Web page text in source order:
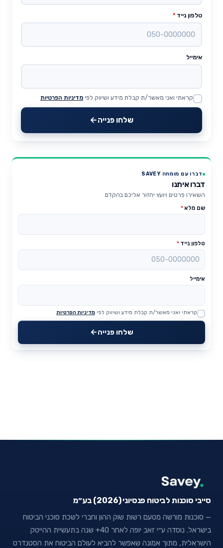
טלפון נייד *
אימייל
Website
קראתי ואני מאשר/ת קבלת מידע ושיווק לפי מדיניות הפרטיות
שלחו פנייה
דברו עם מומחה SAVEY
דברו איתנו
השאירו פרטים ויועץ יחזור אליכם בהקדם.
שם מלא*
טלפון נייד *
אימייל
Website
קראתי ואני מאשר/ת קבלת מידע ושיווק לפי מדיניות הפרטיות
שלחו פנייה
סייבי סוכנות לביטוח פנסיוני (2026) בע״מ
— סוכנות מורשה מטעם רשות שוק ההון וחברי לשכת סוכני הביטוח
בישראל. נוסדה ע״י זאב יופה לאחר 40+ שנה בתעשיית ההייטק
הישראלית, מתוך אמונה שאפשר להביא לעולם הביטוח את הסטנדרט